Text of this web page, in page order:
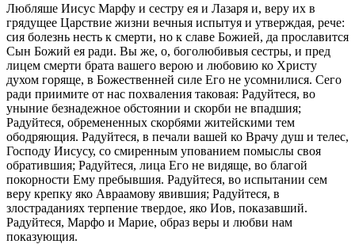
Любляше Иисус Марфу и сестру ея и Лазаря и, веру их в
грядущее Царствие жизни вечныя испытуя и утверждая, рече:
сия болезнь несть к смерти, но к славе Божией, да прославится
Сын Божий ея ради. Вы же, о, боголюбивыя сестры, и пред
лицем смерти брата вашего верою и любовию ко Христу
духом горяще, в Божественней силе Его не усомнилися. Сего
ради приимите от нас похваления таковая: Радуйтеся, во
уныние безнадежное обстоянии и скорби не впадшия;
Радуйтеся, обремененных скорбями житейскими тем
ободряющия. Радуйтеся, в печали вашей ко Врачу душ и телес,
Господу Иисусу, со смиренным упованием помыслы своя
обратившия; Радуйтеся, лица Его не видяще, во благой
покорности Ему пребывшия. Радуйтеся, во испытании сем
веру крепку яко Авраамову явившия; Радуйтеся, в
злостраданиях терпение твердое, яко Иов, показавший.
Радуйтеся, Марфо и Марие, образ веры и любви нам
показующия.